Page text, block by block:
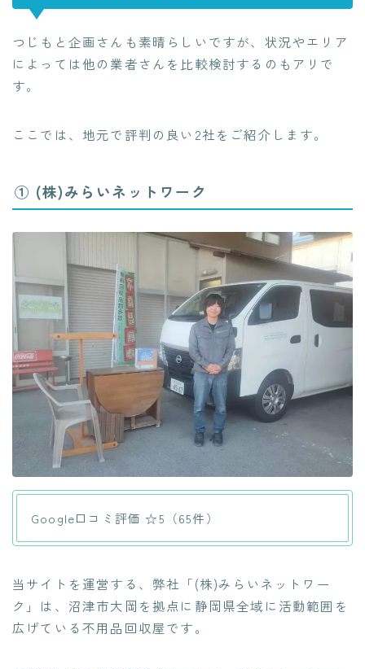
つじもと企画さんも素晴らしいですが、状況やエリア
によっては他の業者さんを比較検討するのもアリで
す。
ここでは、地元で評判の良い2社をご紹介します。
① (株)みらいネットワーク
Google口コミ評価 ☆5（65件）
当サイトを運営する、弊社「(株)みらいネットワー
ク」は、沼津市大岡を拠点に静岡県全域に活動範囲を
広げている不用品回収屋です。